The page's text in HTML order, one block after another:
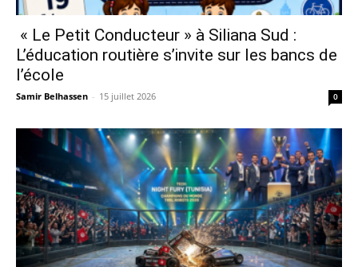
« Le Petit Conducteur » à Siliana Sud :
L’éducation routière s’invite sur les bancs de
l’école
Samir Belhassen - 15 juillet 2026 0